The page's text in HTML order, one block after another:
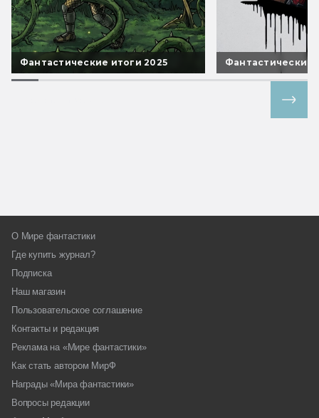
Фантастические итоги 2025 Фантастические
О Мире фантастики
Где купить журнал?
Подписка
Наш магазин
Пользовательское соглашение
Контакты и редакция
Реклама на «Мире фантастики»
Как стать автором МирФ
Награды «Мира фантастики»
Вопросы редакции